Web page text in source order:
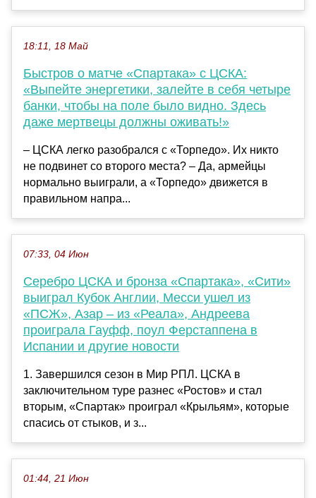
18:11, 18 Май
Быстров о матче «Спартака» с ЦСКА:
«Выпейте энергетики, залейте в себя четыре
банки, чтобы на поле было видно. Здесь
даже мертвецы должны оживать!»
– ЦСКА легко разобрался с «Торпедо». Их никто
не подвинет со второго места? – Да, армейцы
нормально выиграли, а «Торпедо» движется в
правильном напра...
07:33, 04 Июн
Серебро ЦСКА и бронза «Спартака», «Сити»
выиграл Кубок Англии, Месси ушел из
«ПСЖ», Азар – из «Реала», Андреева
проиграла Гауфф, поул Ферстаппена в
Испании и другие новости
1. Завершился сезон в Мир РПЛ. ЦСКА в
заключительном туре разнес «Ростов» и стал
вторым, «Спартак» проиграл «Крыльям», которые
спасись от стыков, и з...
01:44, 21 Июн